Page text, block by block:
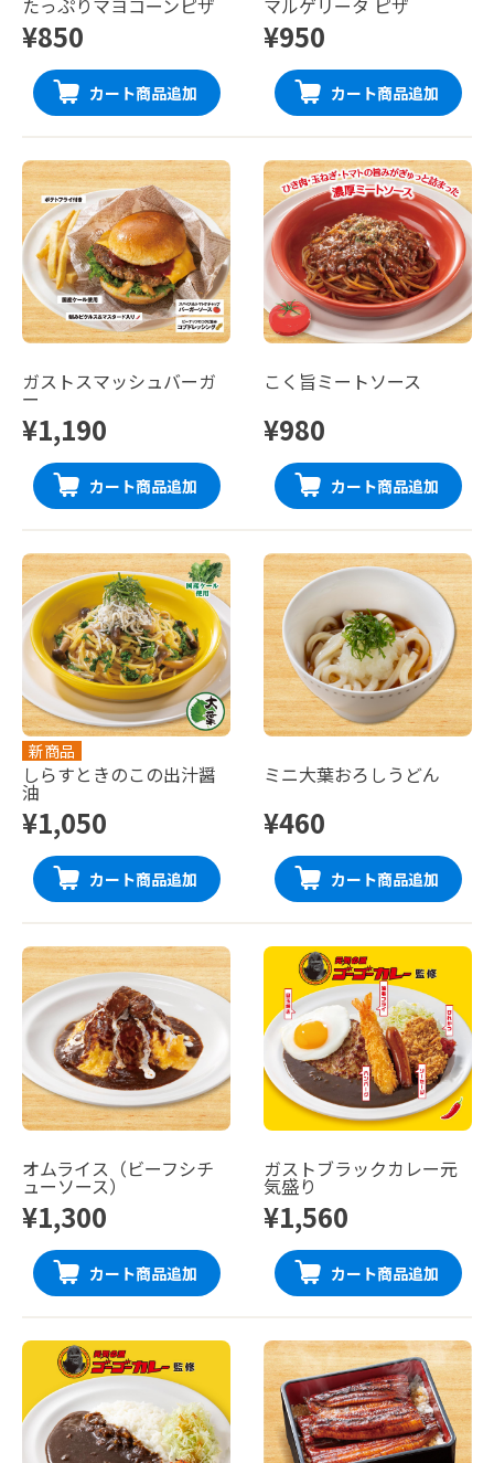
¥850
カート商品追加
¥950
カート商品追加
ガストスマッシュバーガ
ー
¥1,190
カート商品追加
こく旨ミートソース
¥980
カート商品追加
新商品
しらすときのこの出汁醤
油
¥1,050
カート商品追加
ミニ大葉おろしうどん
¥460
カート商品追加
オムライス（ビーフシチ
ューソース）
¥1,300
カート商品追加
ガストブラックカレー元
気盛り
¥1,560
カート商品追加